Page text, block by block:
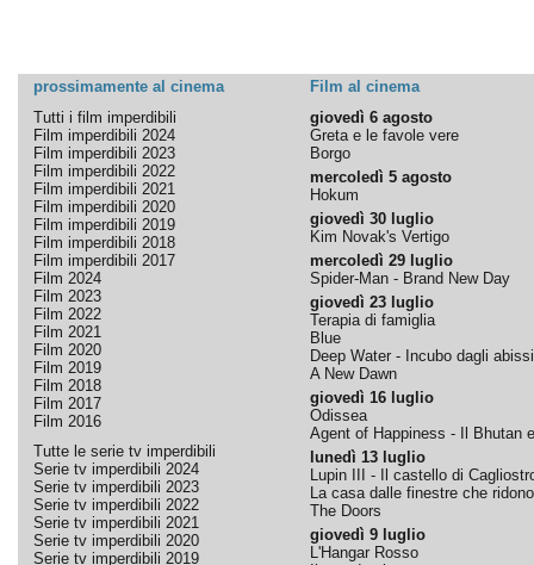
prossimamente al cinema
Film al cinema
Tutti i film imperdibili
Film imperdibili 2024
Film imperdibili 2023
Film imperdibili 2022
Film imperdibili 2021
Film imperdibili 2020
Film imperdibili 2019
Film imperdibili 2018
Film imperdibili 2017
Film 2024
Film 2023
Film 2022
Film 2021
Film 2020
Film 2019
Film 2018
Film 2017
Film 2016
Tutte le serie tv imperdibili
Serie tv imperdibili 2024
Serie tv imperdibili 2023
Serie tv imperdibili 2022
Serie tv imperdibili 2021
Serie tv imperdibili 2020
Serie tv imperdibili 2019
giovedì 6 agosto
Greta e le favole vere
Borgo
mercoledì 5 agosto
Hokum
giovedì 30 luglio
Kim Novak's Vertigo
mercoledì 29 luglio
Spider-Man - Brand New Day
giovedì 23 luglio
Terapia di famiglia
Blue
Deep Water - Incubo dagli abissi
A New Dawn
giovedì 16 luglio
Odissea
Agent of Happiness - Il Bhutan
lunedì 13 luglio
Lupin III - Il castello di
La casa dalle finestre che ridono
The Doors
giovedì 9 luglio
L'Hangar Rosso